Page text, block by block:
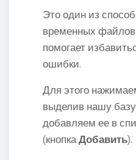
Это один из
временных
помогает
ошибки.
Для этого
выделив нашу
добавляем ее в
(кнопкаДобавить).